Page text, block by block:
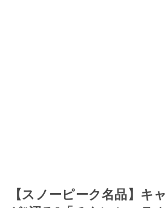
【スノーピーク名品】キ